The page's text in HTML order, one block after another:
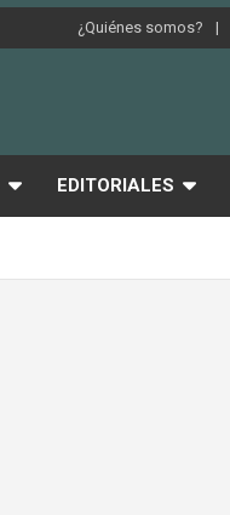
¿Quiénes somos?
EDITORIALES